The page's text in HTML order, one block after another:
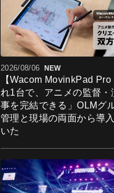
2026/08/06 NEW
【Wacom MovinkPad Pro
れ1台で、アニメの監督・
事を完結できる」OLMグ
管理と現場の両面から導
いた